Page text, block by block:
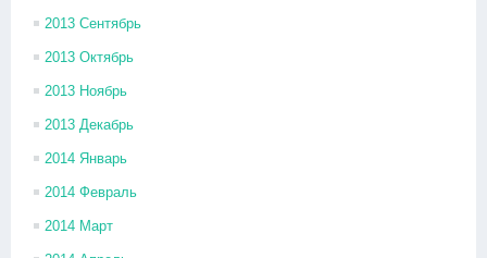
2013 Сентябрь
2013 Октябрь
2013 Ноябрь
2013 Декабрь
2014 Январь
2014 Февраль
2014 Март